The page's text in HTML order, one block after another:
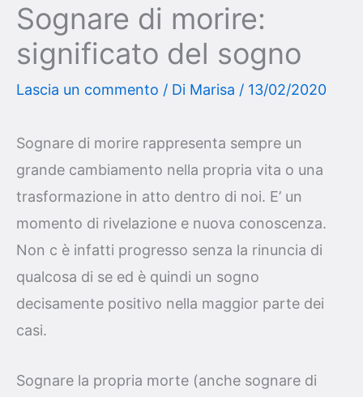
Sognare di morire:
significato del sogno
Lascia un commento / Di Marisa / 13/02/2020
Sognare di morire rappresenta sempre un
grande cambiamento nella propria vita o una
trasformazione in atto dentro di noi. E’ un
momento di rivelazione e nuova conoscenza.
Non c è infatti progresso senza la rinuncia di
qualcosa di se ed è quindi un sogno
decisamente positivo nella maggior parte dei
casi.
Sognare la propria morte (anche sognare di